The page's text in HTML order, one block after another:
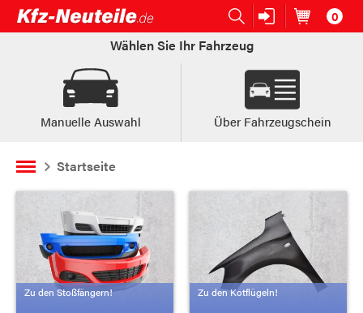
Open submenu (Ersatzteile:)
Ersatzteile: Artikel im
0
Wählen Sie Ihr Fahrzeug
Manuelle Auswahl Über Fahrzeugschein
Startseite
Zu den Stoßfängern! Zu den Kotflügeln!